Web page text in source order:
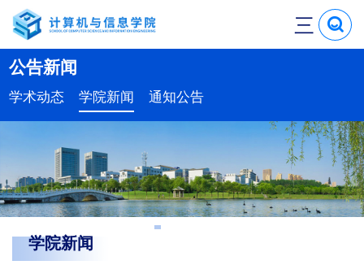
三
公告新闻
学术动态 学院新闻 通知公告
学院新闻